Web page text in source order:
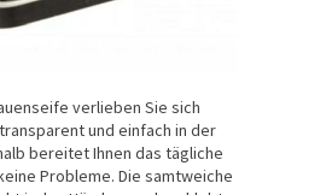
verlieben Sie sich
und einfach in der
bereitet Ihnen das tägliche
Probleme. Die samtweiche